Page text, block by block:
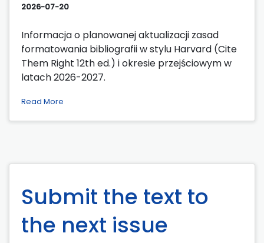
2026-07-20
Informacja o planowanej aktualizacji zasad
formatowania bibliografii w stylu Harvard (Cite
Them Right 12th ed.) i okresie przejściowym w
latach 2026-2027.
Read More
Submit the text to
the next issue